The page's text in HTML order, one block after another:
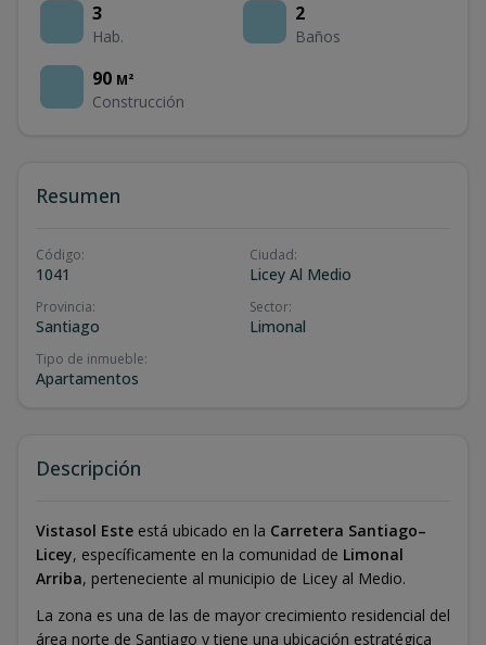
3
Hab.
2
Baños
90 M²
Construcción
Resumen
Código:
1041
Ciudad:
Licey Al Medio
Provincia:
Santiago
Sector:
Limonal
Tipo de inmueble:
Apartamentos
Descripción
Vistasol Este está ubicado en la Carretera Santiago–
Licey, específicamente en la comunidad de Limonal
Arriba, perteneciente al municipio de Licey al Medio.
La zona es una de las de mayor crecimiento residencial del
área norte de Santiago y tiene una ubicación estratégica